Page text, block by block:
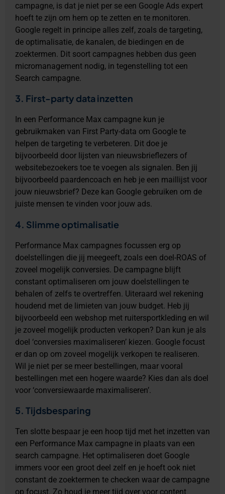
campagne, is dat je niet per se een Google Ads expert
hoeft te zijn om hem op te zetten en te monitoren.
Google regelt in principe alles zelf, zoals de targeting,
de optimalisatie, de kanalen, de biedingen en de
zoektermen. Dit soort campagnes hebben dus geen
micromanagement nodig, in tegenstelling tot een
Search campagne.
3. First-party data inzetten
In een Performance Max campagne kun je
gebruikmaken van First Party-data om Google te
helpen de targeting te verbeteren. Dit doe je
bijvoorbeeld door lijsten van nieuwsbrieflezers of
websitebezoekers toe te voegen als signalen. Ben jij
bijvoorbeeld paardencoach en heb je een maillijst voor
jouw nieuwsbrief? Deze kan Google gebruiken om de
juiste mensen te vinden voor jouw ads.
4. Slimme optimalisatie
Performance Max campagnes focussen erg op
doelstellingen die jij meegeeft, zoals een doel-ROAS of
zoveel mogelijk conversies. De campagne blijft
constant optimaliseren om jouw doelstellingen te
behalen of zelfs te overtreffen. Uiteraard wel rekening
houdend met de limieten van jouw budget. Heb jij
bijvoorbeeld een webshop met ruitersportkleding en wil
je zoveel mogelijk producten verkopen? Dan kun je als
doel ‘conversies maximaliseren’ kiezen. Google focust
er dan op om zoveel mogelijk verkopen te realiseren.
Wil je niet per se meer bestellingen, maar vooral
bestellingen met een hogere waarde? Kies dan als doel
voor ‘conversiewaarde maximaliseren’.
5. Tijdsbesparing
Ten slotte bespaar je een hoop tijd met het inzetten van
een Performance Max campagne in plaats van een
search campagne. Het optimaliseren doet Google
immers voor een groot deel zelf en je hoeft ook niet
constant de zoektermen te checken waar de campagne
op focust. Zo houd je meer tijd over voor content